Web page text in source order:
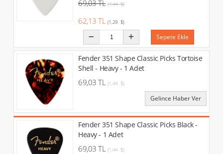
69,03 TL (1,44 $)
62,13 TL (1,29 $)
Sepete Ekle
Fender 351 Shape Classic Picks Tortoise
Shell - Heavy - 1 Adet
69,03 TL (1,44 $)
Gelince Haber Ver
Fender 351 Shape Classic Picks Black -
Heavy - 1 Adet
69,03 TL (1,44 $)